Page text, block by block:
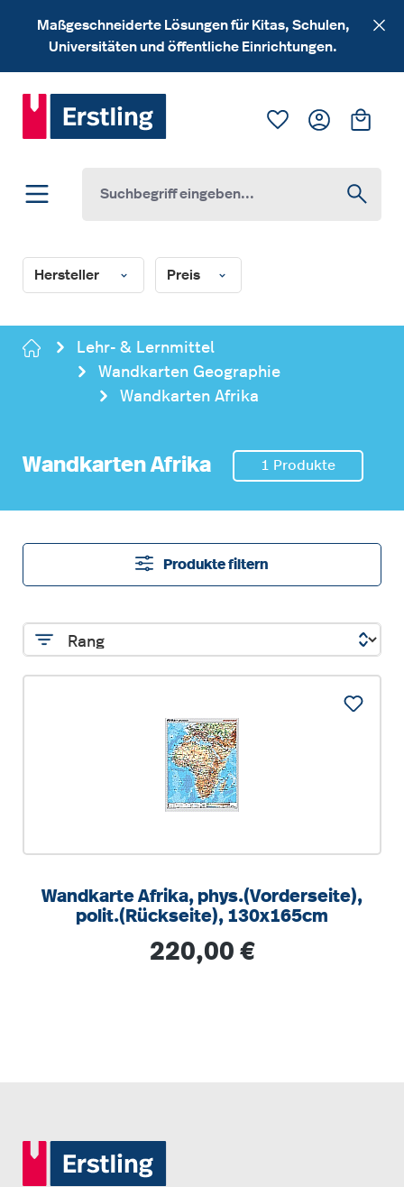
Zum Hauptinhalt springen
Maßgeschneiderte Lösungen für Kitas, Schulen,
Universitäten und öffentliche Einrichtungen.
Du hast 0
Hersteller Preis
Lehr- & Lernmittel
Wandkarten Geographie
Wandkarten Afrika
Wandkarten Afrika 1 Produkte
Produkte filtern
Wandkarte Afrika, phys.(Vorderseite),
polit.(Rückseite), 130x165cm
Regulärer Preis:
220,00 €